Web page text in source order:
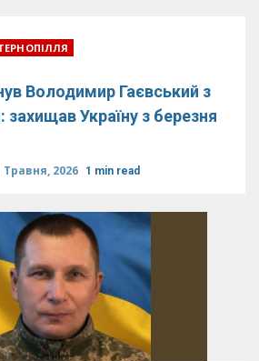
Володимир Гаєвський з
Україну з березня
Травня, 2026 1 min read